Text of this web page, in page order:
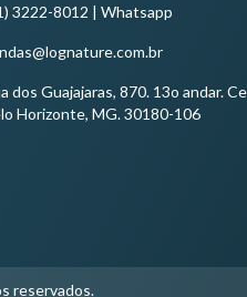
3222-8012 | Whatsapp
dos Guajajaras, 870. 13o andar.
Horizonte, MG. 30180-106
reservados.